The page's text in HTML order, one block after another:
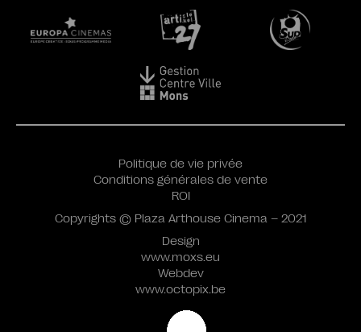
Design
www.moxs.eu
Webdev
www.octopix.be
Politique de vie privée
Conditions générales de vente
ROI
Copyrights © Plaza Arthouse Cinema – 2021